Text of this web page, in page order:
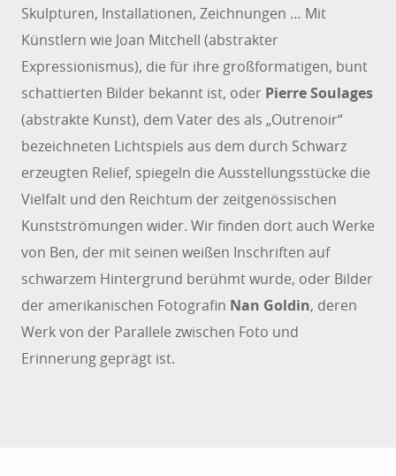
Skulpturen, Installationen, Zeichnungen … Mit
Künstlern wie Joan Mitchell (abstrakter
Expressionismus), die für ihre großformatigen, bunt
schattierten Bilder bekannt ist, oder Pierre Soulages
(abstrakte Kunst), dem Vater des als „Outrenoir“
bezeichneten Lichtspiels aus dem durch Schwarz
erzeugten Relief, spiegeln die Ausstellungsstücke die
Vielfalt und den Reichtum der zeitgenössischen
Kunstströmungen wider. Wir finden dort auch Werke
von Ben, der mit seinen weißen Inschriften auf
schwarzem Hintergrund berühmt wurde, oder Bilder
der amerikanischen Fotografin Nan Goldin, deren
Werk von der Parallele zwischen Foto und
Erinnerung geprägt ist.